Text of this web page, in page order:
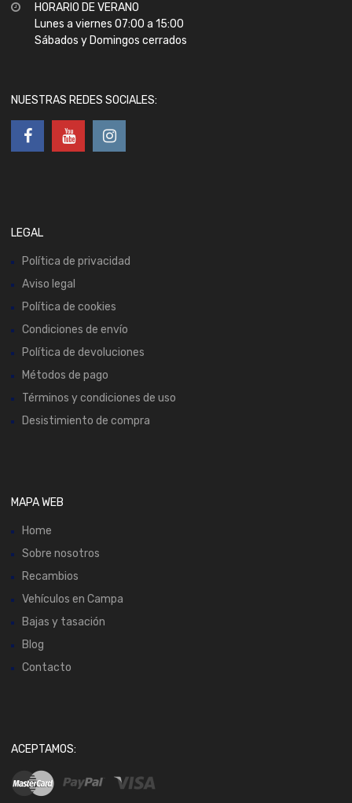
HORARIO DE VERANO
Lunes a viernes 07:00 a 15:00
Sábados y Domingos cerrados
NUESTRAS REDES SOCIALES:
LEGAL
Política de privacidad
Aviso legal
Política de cookies
Condiciones de envío
Política de devoluciones
Métodos de pago
Términos y condiciones de uso
Desistimiento de compra
MAPA WEB
Home
Sobre nosotros
Recambios
Vehículos en Campa
Bajas y tasación
Blog
Contacto
ACEPTAMOS: